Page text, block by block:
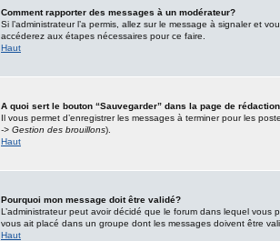
Comment rapporter des messages à un modérateur?
Si l’administrateur l’a permis, allez sur le message à signaler et
accéderez aux étapes nécessaires pour ce faire.
Haut
A quoi sert le bouton “Sauvegarder” dans la page de
Il vous permet d’enregistrer les messages à terminer pour les
-> Gestion des brouillons).
Haut
Pourquoi mon message doit être validé?
L’administrateur peut avoir décidé que le forum dans lequel
vous ait placé dans un groupe dont les messages doivent être
Haut